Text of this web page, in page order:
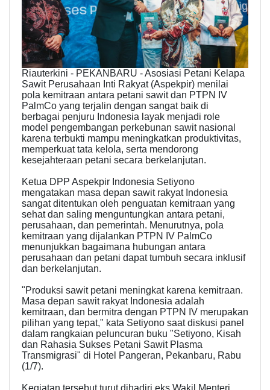
Riauterkini - PEKANBARU - Asosiasi Petani Kelapa
Sawit Perusahaan Inti Rakyat (Aspekpir) menilai
pola kemitraan antara petani sawit dan PTPN IV
PalmCo yang terjalin dengan sangat baik di
berbagai penjuru Indonesia layak menjadi role
model pengembangan perkebunan sawit nasional
karena terbukti mampu meningkatkan produktivitas,
memperkuat tata kelola, serta mendorong
kesejahteraan petani secara berkelanjutan.
Ketua DPP Aspekpir Indonesia Setiyono
mengatakan masa depan sawit rakyat Indonesia
sangat ditentukan oleh penguatan kemitraan yang
sehat dan saling menguntungkan antara petani,
perusahaan, dan pemerintah. Menurutnya, pola
kemitraan yang dijalankan PTPN IV PalmCo
menunjukkan bagaimana hubungan antara
perusahaan dan petani dapat tumbuh secara inklusif
dan berkelanjutan.
"Produksi sawit petani meningkat karena kemitraan.
Masa depan sawit rakyat Indonesia adalah
kemitraan, dan bermitra dengan PTPN IV merupakan
pilihan yang tepat," kata Setiyono saat diskusi panel
dalam rangkaian peluncuran buku "Setiyono, Kisah
dan Rahasia Sukses Petani Sawit Plasma
Transmigrasi" di Hotel Pangeran, Pekanbaru, Rabu
(1/7).